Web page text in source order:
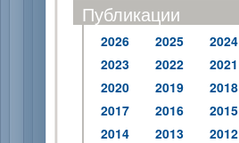
Публикации
2026 2025
2024
2023
2022
2021
2020
2019
2018
2017
2016
2015
2014
2013
2012